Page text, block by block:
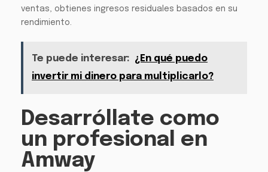
ventas, obtienes ingresos residuales basados en su
rendimiento.
Te puede interesar: ¿En qué puedo
invertir mi dinero para multiplicarlo?
Desarróllate como
un profesional en
Amway